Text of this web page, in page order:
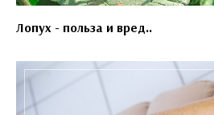
Лопух - польза и вред..